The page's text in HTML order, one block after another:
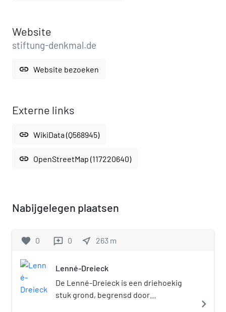
Website
stiftung-denkmal.de
link Website bezoeken
Externe links
link WikiData (Q568945)
link OpenStreetMap (117220640)
Nabijgelegen plaatsen
favorite 0 reviews 0 near_me 263 m
Lenné-Dreieck
De Lenné-Dreieck is een driehoekig
stuk grond, begrensd door
navigate_next